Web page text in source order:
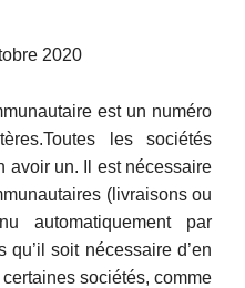
2020
est un numéro
les sociétés
avoir un. Il est nécessaire
(livraisons ou
automatiquement par
qu’il soit nécessaire d’en
sociétés, comme